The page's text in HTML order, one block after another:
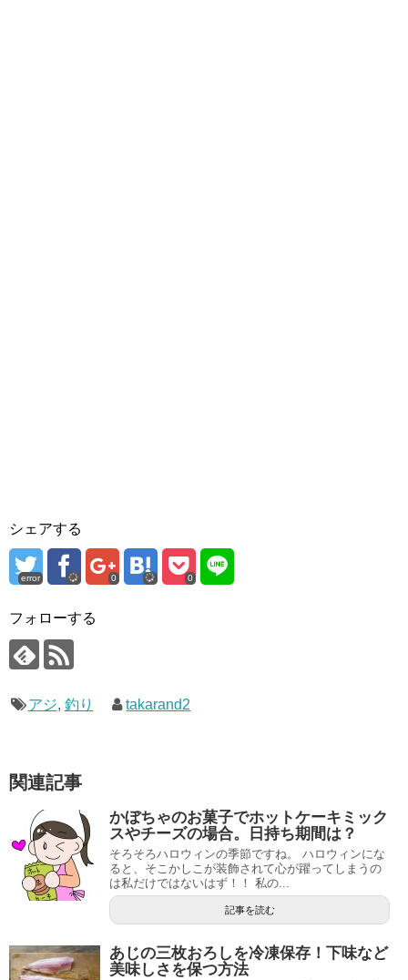
シェアする
error 0 0
フォローする
アジ, 釣り takarand2
関連記事
かぼちゃのお菓子でホットケーキミック
スやチーズの場合。日持ち期間は？
そろそろハロウィンの季節ですね。 ハロウィンにな
ると、そこかしこが装飾されて心が躍ってしまうの
は私だけではないはず！！ 私の...
記事を読む
あじの三枚おろしを冷凍保存！下味など
美味しさを保つ方法